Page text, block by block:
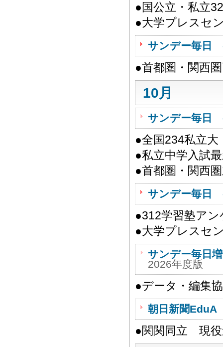
●国公立・私立
●大学プレスセ
サンデー毎日
●首都圏・関西
10月
サンデー毎日
●全国234私立
●私立中学入試
●首都圏・関西
サンデー毎日
●312学習塾ア
●大学プレスセ
サンデー毎日
2026年度版
●データ・編集
朝日新聞
●関関同立 現